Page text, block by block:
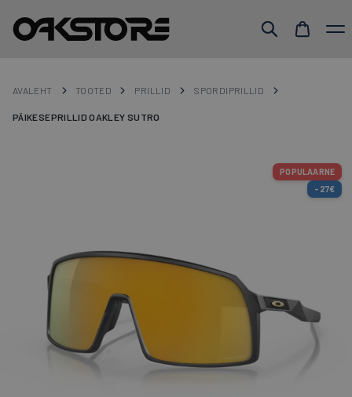
AVALEHT TOOTED PRILLID SPORDIPRILLID
PÄIKESEPRILLID OAKLEY SUTRO
POPULAARNE
-27€